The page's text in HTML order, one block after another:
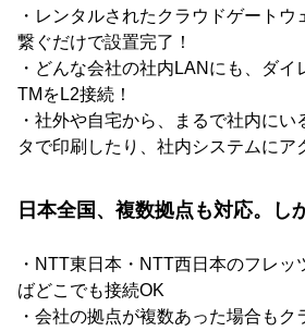
・レンタルされたクラウドゲート
繋ぐだけで設置完了！
・どんな会社の社内LANにも、ダ
TMをL2接続！
・社外や自宅から、まるで社内に
タで印刷したり、社内システムにア
日本全国、複数拠点も対応。し
・NTT東日本・NTT西日本のフレ
ばどこでも接続OK
・会社の拠点が複数あった場合も